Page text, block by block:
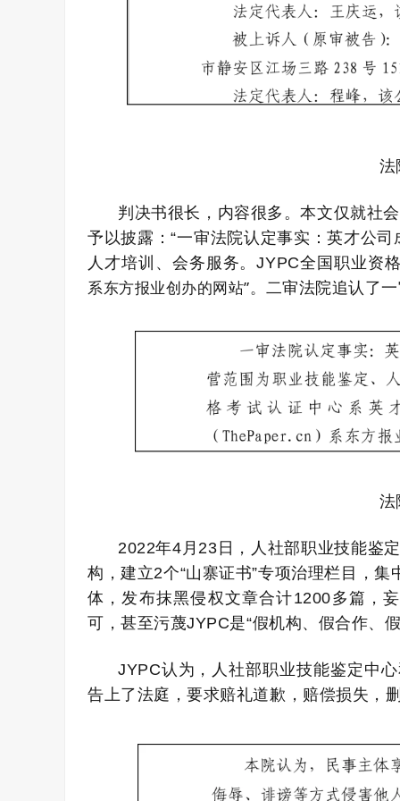
法
判决书很长，内容很多。本文仅就社
予以披露：“一审法院认定事实：英才公
人才培训、会务服务。JYPC全国职业资
系东方报业创办的网站”。 二审法院追认了
法
2022年4月23日， 人社部职业技能鉴
构，建立2个“山寨证书”专项治理栏目，集
体，发布抹黑侵权文章合计1200多篇，
可，甚至污蔑JYPC是“假机构、假合作、
JYPC认为，人社部职业技能鉴定中
告上了法庭，要求赔礼道歉，赔偿损失，